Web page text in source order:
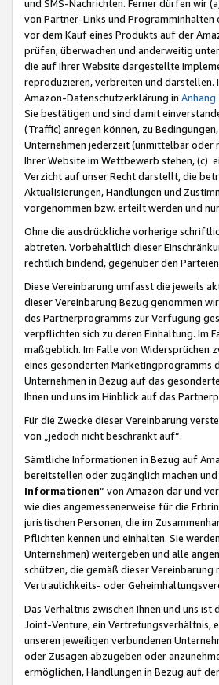
und SMS-Nachrichten. Ferner dürfen wir
von Partner-Links und Programminhalten
vor dem Kauf eines Produkts auf der
prüfen, überwachen und anderweitig
die auf Ihrer Website dargestellte
reproduzieren, verbreiten und darstellen.
Amazon-Datenschutzerklärung in Anhang
Sie bestätigen und sind damit
(Traffic) anregen können, zu
Unternehmen jederzeit (unmittelbar oder
Ihrer Website im Wettbewerb stehen, (c)
Verzicht auf unser Recht darstellt, die
Aktualisierungen, Handlungen und
vorgenommen bzw. erteilt werden und
Ohne die ausdrückliche vorherige
abtreten. Vorbehaltlich dieser
rechtlich bindend, gegenüber den
Diese Vereinbarung umfasst die jeweils
dieser Vereinbarung Bezug genommen
des Partnerprogramms zur Verfügung
verpflichten sich zu deren Einhaltung. Im
maßgeblich. Im Falle von Widersprüchen
eines gesonderten Marketingprogramms
Unternehmen in Bezug auf das
Ihnen und uns im Hinblick auf das
Für die Zwecke dieser Vereinbarung
von „jedoch nicht beschränkt auf“.
Sämtliche Informationen in Bezug auf
bereitstellen oder zugänglich machen
Informationen“ von Amazon dar und
wie dies angemessenerweise für die
juristischen Personen, die im
Pflichten kennen und einhalten. Sie
Unternehmen) weitergeben und alle
schützen, die gemäß dieser
Vertraulichkeits- oder
Das Verhältnis zwischen Ihnen und uns
Joint-Venture, ein Vertretungsverhältnis,
unseren jeweiligen verbundenen
oder Zusagen abzugeben oder
ermöglichen, Handlungen in Bezug auf